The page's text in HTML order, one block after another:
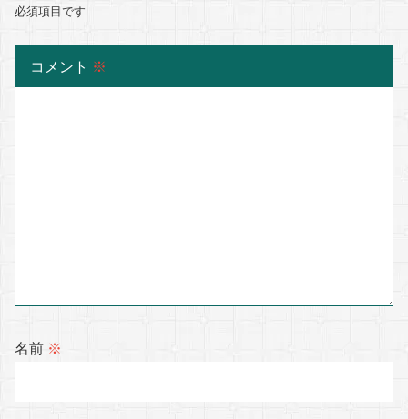
必須項目です
コメント ※
名前 ※